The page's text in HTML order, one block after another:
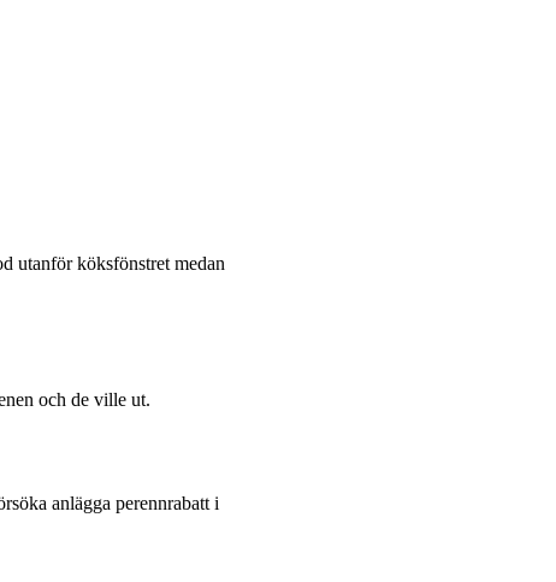
utanför köksfönstret medan
och de ville ut.
anlägga perennrabatt i